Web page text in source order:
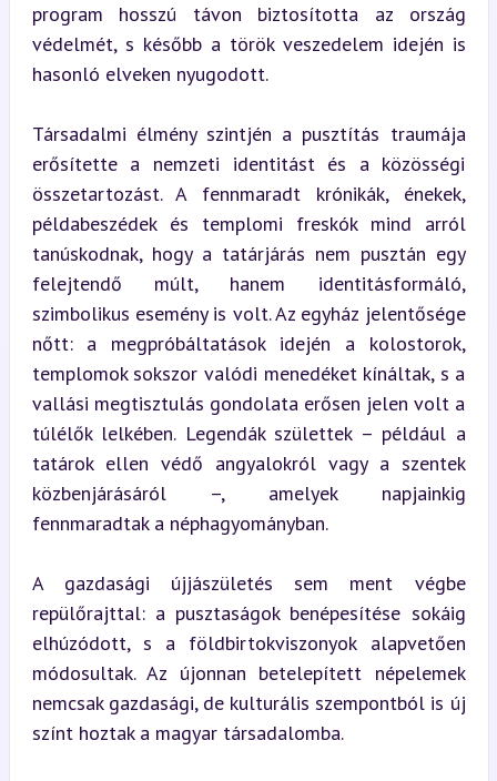
program hosszú távon biztosította az ország
védelmét, s később a török veszedelem idején is
hasonló elveken nyugodott.
Társadalmi élmény szintjén a pusztítás traumája
erősítette a nemzeti identitást és a közösségi
összetartozást. A fennmaradt krónikák, énekek,
példabeszédek és templomi freskók mind arról
tanúskodnak, hogy a tatárjárás nem pusztán egy
felejtendő múlt, hanem identitásformáló,
szimbolikus esemény is volt. Az egyház jelentősége
nőtt: a megpróbáltatások idején a kolostorok,
templomok sokszor valódi menedéket kínáltak, s a
vallási megtisztulás gondolata erősen jelen volt a
túlélők lelkében. Legendák születtek – például a
tatárok ellen védő angyalokról vagy a szentek
közbenjárásáról –, amelyek napjainkig
fennmaradtak a néphagyományban.
A gazdasági újjászületés sem ment végbe
repülőrajttal: a pusztaságok benépesítése sokáig
elhúzódott, s a földbirtokviszonyok alapvetően
módosultak. Az újonnan betelepített népelemek
nemcsak gazdasági, de kulturális szempontból is új
színt hoztak a magyar társadalomba.